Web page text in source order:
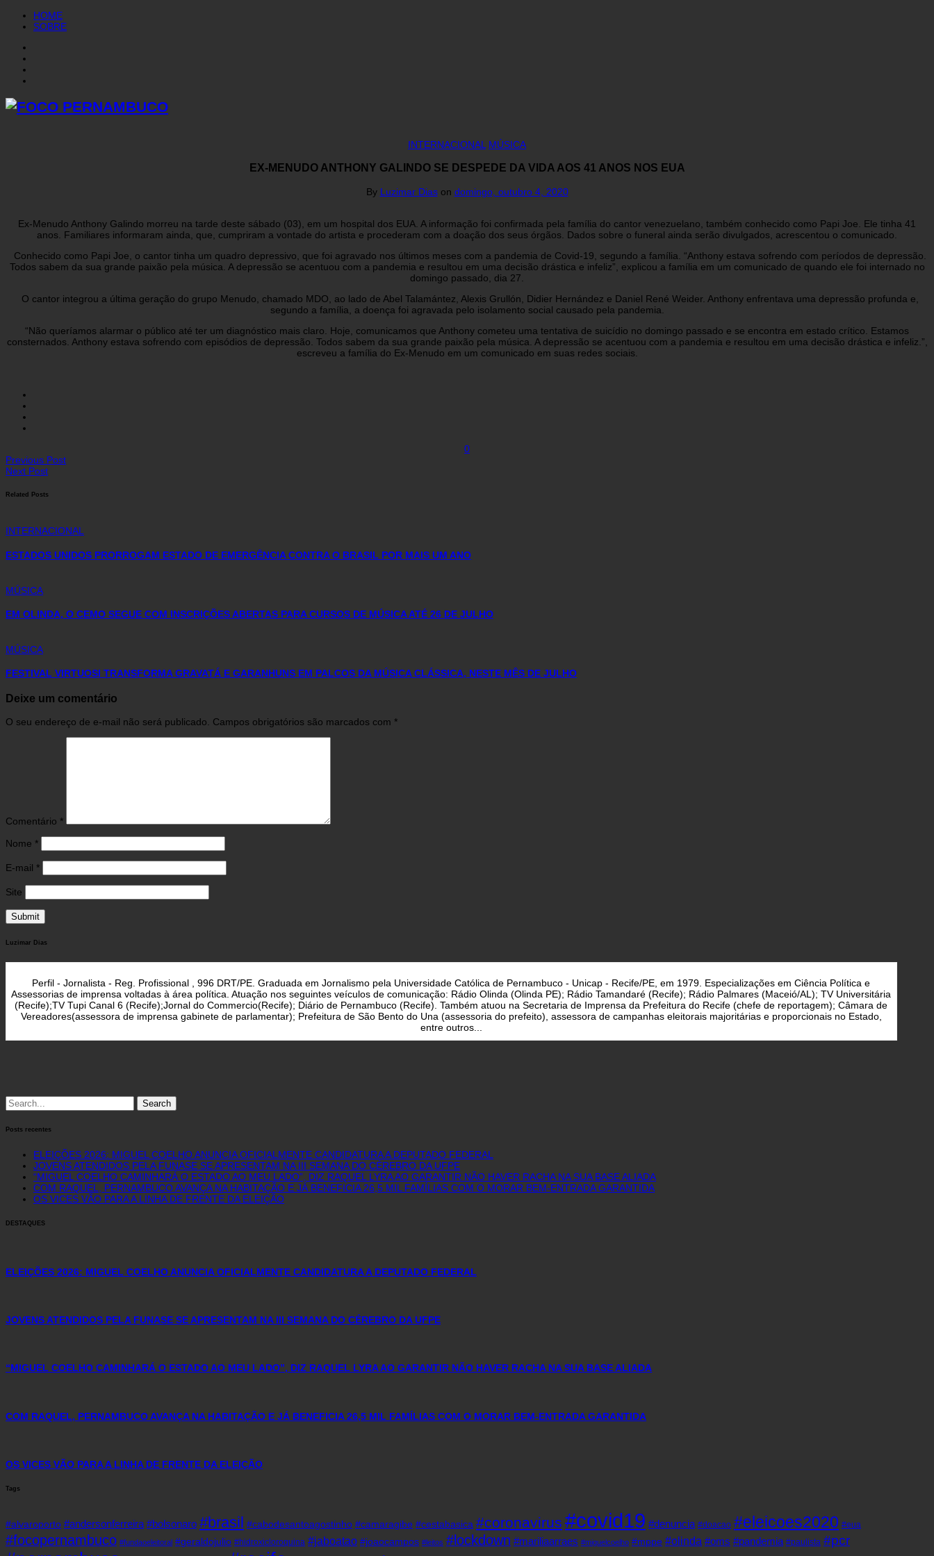
HOME
SOBRE
INTERNACIONAL MÚSICA
EX-MENUDO ANTHONY GALINDO SE DESPEDE DA VIDA AOS 41 ANOS NOS EUA
By Luzimar Dias on domingo, outubro 4, 2020
Ex-Menudo Anthony Galindo morreu na tarde deste sábado (03), em um hospital dos EUA. A informação foi confirmada pela família do cantor venezuelano, também conhecido como Papi Joe. Ele tinha 41
anos. Familiares informaram ainda, que, cumpriram a vontade do artista e procederam com a doação dos seus órgãos. Dados sobre o funeral ainda serão divulgados, acrescentou o comunicado.
Conhecido como Papi Joe, o cantor tinha um quadro depressivo, que foi agravado nos últimos meses com a pandemia de Covid-19, segundo a família. “Anthony estava sofrendo com períodos de depressão.
Todos sabem da sua grande paixão pela música. A depressão se acentuou com a pandemia e resultou em uma decisão drástica e infeliz”, explicou a família em um comunicado de quando ele foi internado no
domingo passado, dia 27.
O cantor integrou a última geração do grupo Menudo, chamado MDO, ao lado de Abel Talamántez, Alexis Grullón, Didier Hernández e Daniel René Weider. Anthony enfrentava uma depressão profunda e,
segundo a família, a doença foi agravada pelo isolamento social causado pela pandemia.
“Não queríamos alarmar o público até ter um diagnóstico mais claro. Hoje, comunicamos que Anthony cometeu uma tentativa de suicídio no domingo passado e se encontra em estado crítico. Estamos
consternados. Anthony estava sofrendo com episódios de depressão. Todos sabem da sua grande paixão pela música. A depressão se acentuou com a pandemia e resultou em uma decisão drástica e infeliz.”,
escreveu a família do Ex-Menudo em um comunicado em suas redes sociais.
0
Previous Post
Next Post
Related Posts
INTERNACIONAL
ESTADOS UNIDOS PRORROGAM ESTADO DE EMERGÊNCIA CONTRA O BRASIL POR MAIS UM ANO
MÚSICA
EM OLINDA, O CEMO SEGUE COM INSCRIÇÕES ABERTAS PARA CURSOS DE MÚSICA ATÉ 26 DE JULHO
MÚSICA
FESTIVAL VIRTUOSI TRANSFORMA GRAVATÁ E GARANHUNS EM PALCOS DA MÚSICA CLÁSSICA, NESTE MÊS DE JULHO
Deixe um comentário
O seu endereço de e-mail não será publicado. Campos obrigatórios são marcados com *
Comentário *
Nome *
E-mail *
Site
Luzimar Dias
Perfil - Jornalista - Reg. Profissional , 996 DRT/PE. Graduada em Jornalismo pela Universidade Católica de Pernambuco - Unicap - Recife/PE, em 1979. Especializações em Ciência Política e
Assessorias de imprensa voltadas à área política. Atuação nos seguintes veículos de comunicação: Rádio Olinda (Olinda PE); Rádio Tamandaré (Recife); Rádio Palmares (Maceió/AL); TV Universitária
(Recife);TV Tupi Canal 6 (Recife);Jornal do Commercio(Recife); Diário de Pernambuco (Recife). Também atuou na Secretaria de Imprensa da Prefeitura do Recife (chefe de reportagem); Câmara de
Vereadores(assessora de imprensa gabinete de parlamentar); Prefeitura de São Bento do Una (assessoria do prefeito), assessora de campanhas eleitorais majoritárias e proporcionais no Estado,
entre outros...
Search
for:
Posts recentes
ELEIÇÕES 2026: MIGUEL COELHO ANUNCIA OFICIALMENTE CANDIDATURA A DEPUTADO FEDERAL
JOVENS ATENDIDOS PELA FUNASE SE APRESENTAM NA III SEMANA DO CÉREBRO DA UFPE
“MIGUEL COELHO CAMINHARÁ O ESTADO AO MEU LADO”, DIZ RAQUEL LYRA AO GARANTIR NÃO HAVER RACHA NA SUA BASE ALIADA
COM RAQUEL, PERNAMBUCO AVANÇA NA HABITAÇÃO E JÁ BENEFICIA 26,5 MIL FAMÍLIAS COM O MORAR BEM-ENTRADA GARANTIDA
OS VICES VÃO PARA A LINHA DE FRENTE DA ELEIÇÃO
DESTAQUES
ELEIÇÕES 2026: MIGUEL COELHO ANUNCIA OFICIALMENTE CANDIDATURA A DEPUTADO FEDERAL
JOVENS ATENDIDOS PELA FUNASE SE APRESENTAM NA III SEMANA DO CÉREBRO DA UFPE
“MIGUEL COELHO CAMINHARÁ O ESTADO AO MEU LADO”, DIZ RAQUEL LYRA AO GARANTIR NÃO HAVER RACHA NA SUA BASE ALIADA
COM RAQUEL, PERNAMBUCO AVANÇA NA HABITAÇÃO E JÁ BENEFICIA 26,5 MIL FAMÍLIAS COM O MORAR BEM-ENTRADA GARANTIDA
OS VICES VÃO PARA A LINHA DE FRENTE DA ELEIÇÃO
Tags
#alvaroporto #andersonferreira #bolsonaro #brasil #cabodesantoagostinho #camaragibe #cestabasica #coronavirus #covid19 #denuncia #doacao #eleicoes2020 #eua
#focopernambuco #fundaoeleitoral #geraldojulio #hidroxicloroquina #jaboatao #joaocampos #leitos #lockdown #mariliaarraes #miguelcoelho #mppe #olinda #oms #pandemia #paulista #pcr